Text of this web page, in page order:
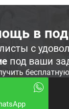
в
с
под ваши